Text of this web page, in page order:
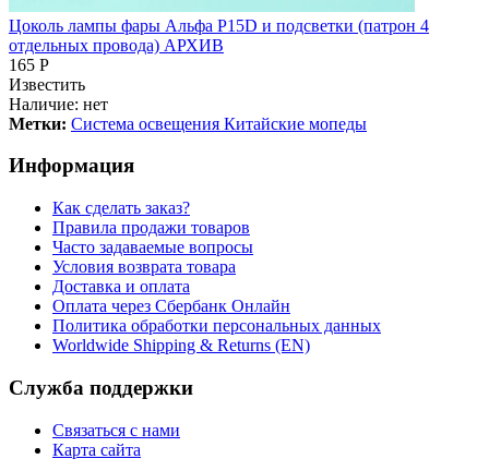
Цоколь лампы фары Альфа P15D и подсветки (патрон 4
отдельных провода) АРХИВ
165 Р
Известить
Наличие: нет
Метки: Система освещения Китайские мопеды
Информация
Как сделать заказ?
Правила продажи товаров
Часто задаваемые вопросы
Условия возврата товара
Доставка и оплата
Оплата через Сбербанк Онлайн
Политика обработки персональных данных
Worldwide Shipping & Returns (EN)
Служба поддержки
Связаться с нами
Карта сайта